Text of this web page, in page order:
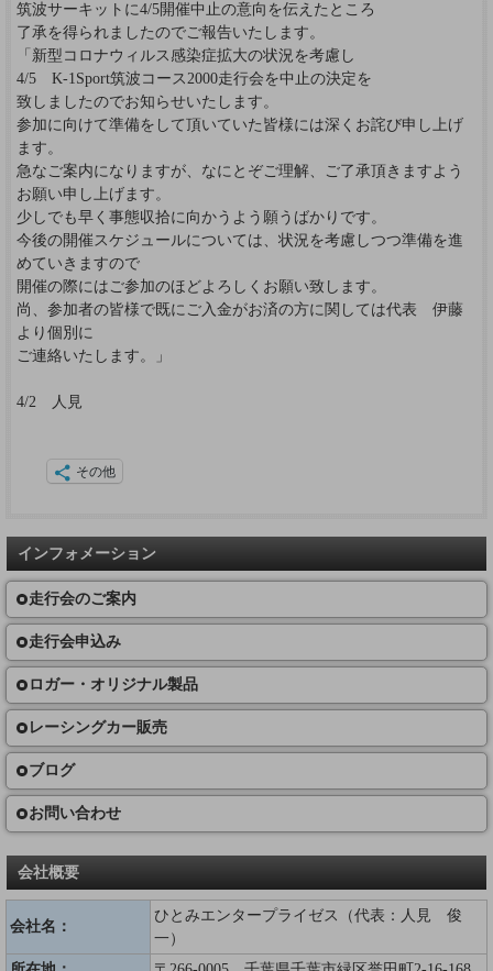
筑波サーキットに4/5開催中止の意向を伝えたところ
了承を得られましたのでご報告いたします。
「新型コロナウィルス感染症拡大の状況を考慮し
4/5 K-1Sport筑波コース2000走行会を中止の決定を
致しましたのでお知らせいたします。
参加に向けて準備をして頂いていた皆様には深くお詫び申し上げ
ます。
急なご案内になりますが、なにとぞご理解、ご了承頂きますよう
お願い申し上げます。
少しでも早く事態収拾に向かうよう願うばかりです。
今後の開催スケジュールについては、状況を考慮しつつ準備を進
めていきますので
開催の際にはご参加のほどよろしくお願い致します。
尚、参加者の皆様で既にご入金がお済の方に関しては代表 伊藤
より個別に
ご連絡いたします。」
4/2 人見
その他
インフォメーション
走行会のご案内
走行会申込み
ロガー・オリジナル製品
レーシングカー販売
ブログ
お問い合わせ
会社概要
会社名：
ひとみエンタープライゼス（代表：人見 俊
一）